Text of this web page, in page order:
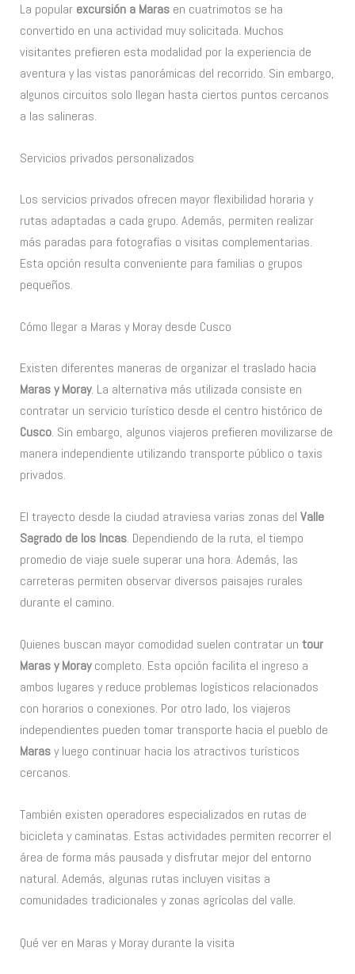
La popular excursión a Maras en cuatrimotos se ha
convertido en una actividad muy solicitada. Muchos
visitantes prefieren esta modalidad por la experiencia de
aventura y las vistas panorámicas del recorrido. Sin embargo,
algunos circuitos solo llegan hasta ciertos puntos cercanos
a las salineras.
Servicios privados personalizados
Los servicios privados ofrecen mayor flexibilidad horaria y
rutas adaptadas a cada grupo. Además, permiten realizar
más paradas para fotografías o visitas complementarias.
Esta opción resulta conveniente para familias o grupos
pequeños.
Cómo llegar a Maras y Moray desde Cusco
Existen diferentes maneras de organizar el traslado hacia
Maras y Moray. La alternativa más utilizada consiste en
contratar un servicio turístico desde el centro histórico de
Cusco. Sin embargo, algunos viajeros prefieren movilizarse de
manera independiente utilizando transporte público o taxis
privados.
El trayecto desde la ciudad atraviesa varias zonas delValle
Sagrado de los Incas. Dependiendo de la ruta, el tiempo
promedio de viaje suele superar una hora. Además, las
carreteras permiten observar diversos paisajes rurales
durante el camino.
Quienes buscan mayor comodidad suelen contratar untour
Maras y Moraycompleto. Esta opción facilita el ingreso a
ambos lugares y reduce problemas logísticos relacionados
con horarios o conexiones. Por otro lado, los viajeros
independientes pueden tomar transporte hacia el pueblo de
Marasy luego continuar hacia los atractivos turísticos
cercanos.
También existen operadores especializados en rutas de
bicicleta y caminatas. Estas actividades permiten recorrer el
área de forma más pausada y disfrutar mejor del entorno
natural. Además, algunas rutas incluyen visitas a
comunidades tradicionales y zonas agrícolas del valle.
Qué ver en Maras y Moray durante la visita